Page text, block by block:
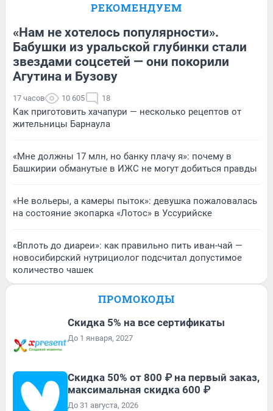
РЕКОМЕНДУЕМ
«Нам не хотелось популярности».
Бабушки из уральской глубинки стали
звездами соцсетей — они покорили
Агутина и Бузову
17 часов 10 605 18
Как приготовить хачапури — несколько рецептов от
жительницы Барнаула
«Мне должны 17 млн, но банку плачу я»: почему в
Башкирии обманутые в ИЖС не могут добиться правды
«Не вольеры, а камеры пыток»: девушка пожаловалась
на состояние экопарка «Лотос» в Уссурийске
«Вплоть до диареи»: как правильно пить иван-чай —
новосибирский нутрициолог подсчитал допустимое
количество чашек
ПРОМОКОДЫ
Скидка 5% на все сертификаты
До 1 января, 2027
Скидка 50% от 800 ₽ на первый заказ,
максимальная скидка 600 ₽
До 31 августа, 2026